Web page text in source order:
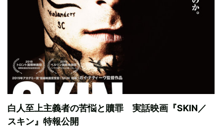
白人至上主義者の苦悩と贖罪 実話映画『SKIN／
スキン』特報公開